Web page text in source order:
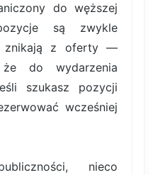
do węższej
są zwykle
znikają z oferty —
do wydarzenia
szukasz pozycji
wcześniej
nieco